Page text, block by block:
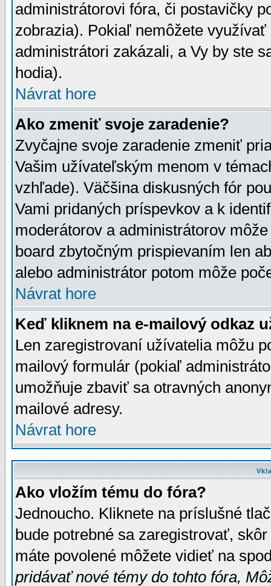
administrátorovi fóra, či postavičky
zobrazia). Pokiaľ nemôžete
administrátori zakázali, a Vy by ste
hodia).
Návrat hore
Ako zmeniť svoje zaradenie?
Zvyčajne svoje zaradenie zmeniť
Vašim užívateľským menom v
vzhľade). Väčšina diskusných fór
Vami pridaných príspevkov a k
moderátorov a administrátorov
board zbytočným prispievaním len
alebo administrátor potom môže
Návrat hore
Keď kliknem na e-mailový odkaz
Len zaregistrovaní užívatelia môžu
mailový formulár (pokiaľ
umožňuje zbaviť sa otravných
mailové adresy.
Návrat hore
Ako vložím tému do fóra?
Jednoucho. Kliknete na príslušné
bude potrebné sa zaregistrovať,
máte povolené môžete vidieť na
pridávať nové témy do tohto fóra,